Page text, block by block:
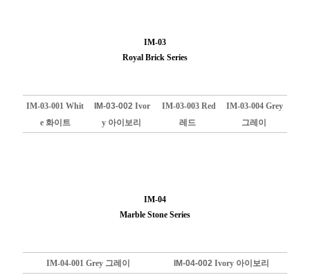
IM-03
Royal Brick Series
IM-03-001 Whit
e 화이트
IM-03-002 Ivor
y 아이보리
IM-03-003 Red
레드
IM-03-004 Grey
그레이
IM-04
Marble Stone Series
IM-04-001 Grey 그레이 IM-04-002 Ivory 아이보리